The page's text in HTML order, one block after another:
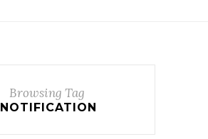
Browsing Tag
NOTIFICATION